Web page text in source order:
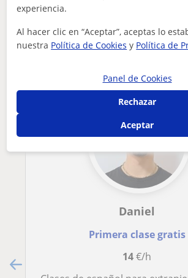
Otros profesores de Español
extranjeros en Pinto que
interesarte
Daniel
Primera clase gratis
14€/h
experiencia.
Al hacer clic en “Aceptar”, aceptas lo
nuestra Política de Cookies y Política de
Panel de Cookies
Rechazar
Aceptar